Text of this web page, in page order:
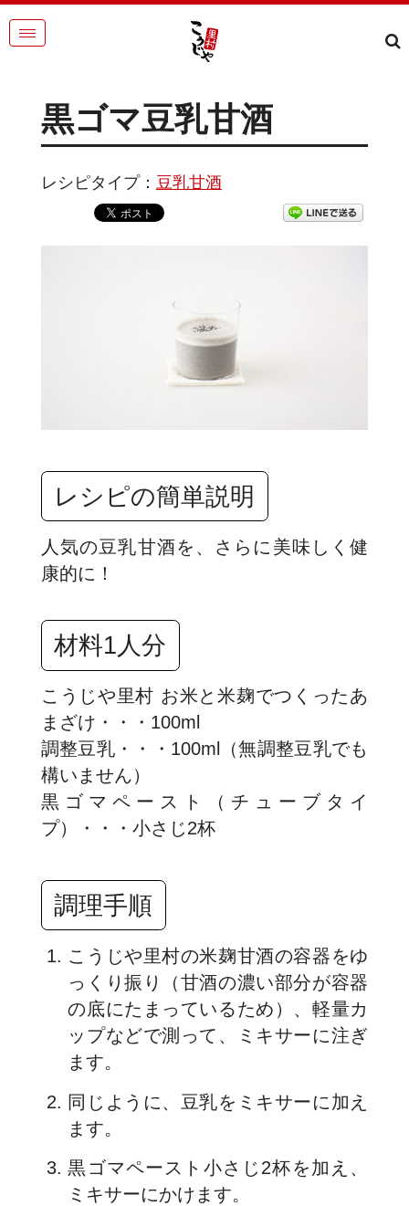
黒ゴマ豆乳甘酒
レシピタイプ： 豆乳甘酒
レシピの簡単説明
人気の豆乳甘酒を、さらに美味しく健
康的に！
材料1人分
こうじや里村 お米と米麹でつくったあ
まざけ・・・100ml
調整豆乳・・・100ml（無調整豆乳でも
構いません）
黒ゴマペースト（チューブタイ
プ）・・・小さじ2杯
調理手順
こうじや里村の米麹甘酒の容器をゆ
っくり振り（甘酒の濃い部分が容器
の底にたまっているため）、軽量カ
ップなどで測って、ミキサーに注ぎ
ます。
同じように、豆乳をミキサーに加え
ます。
黒ゴマペースト小さじ2杯を加え、
ミキサーにかけます。